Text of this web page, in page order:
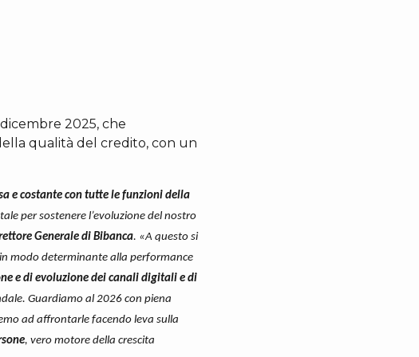
2025, che
qualità del credito, con un
e costante con tutte le funzioni della
per sostenere l’evoluzione del nostro
Generale di Bibanca. «A questo si
modo determinante alla performance
e di evoluzione dei canali digitali e di
Guardiamo al 2026 con piena
ad affrontarle facendo leva sulla
, vero motore della crescita